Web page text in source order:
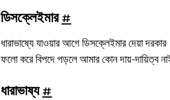
ডিসক্লেইমার#
ধারাভাষ্যে যাওয়ার আগে ডিসক্লেইমার দেয়া
ফলো করে বিপদে পড়লে আমার কোন দায়-দায়িত্ব
ধারাভাষ্য#